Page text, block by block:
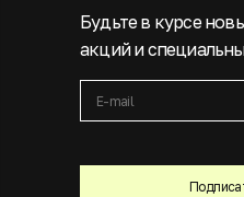
Будьте в курсе
акций и